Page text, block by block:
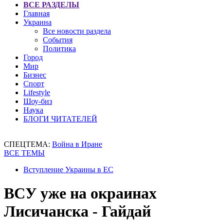
ВСЕ РАЗДЕЛЫ
Главная
Украина
Все новости раздела
События
Политика
Город
Мир
Бизнес
Спорт
Lifestyle
Шоу-биз
Наука
БЛОГИ ЧИТАТЕЛЕЙ
СПЕЦТЕМА: Война в Иране
ВСЕ ТЕМЫ
Вступление Украины в ЕС
ВСУ уже на окраинах
Лисичанска - Гайдай